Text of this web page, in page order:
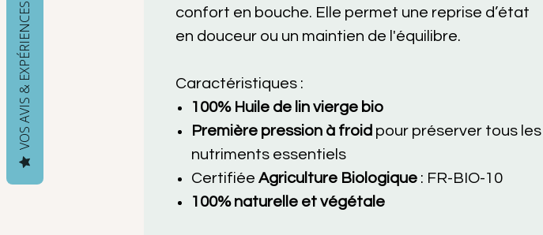
confort en bouche. Elle permet une reprise d’état
en douceur ou un maintien de l'équilibre.
Caractéristiques :
100% Huile de lin vierge bio
Première pression à froid pour préserver tous les
nutriments essentiels
Certifiée Agriculture Biologique : FR-BIO-10
100% naturelle et végétale
VOS AVIS & EXPÉRIENCES